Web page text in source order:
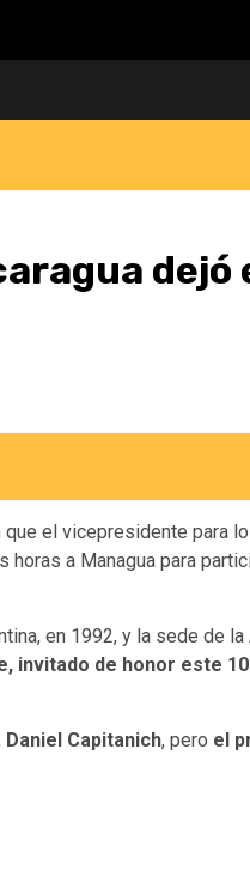
dejó
el vicepresidente para
a Managua para
en 1992, y la sede de
invitado de honor este
Daniel Capitanich, pero el